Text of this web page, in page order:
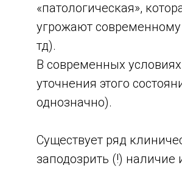
«патологическая»,
угрожают
тд).
В современных
уточнения этого
однозначно).
Существует ряд
заподозрить (!) наличие